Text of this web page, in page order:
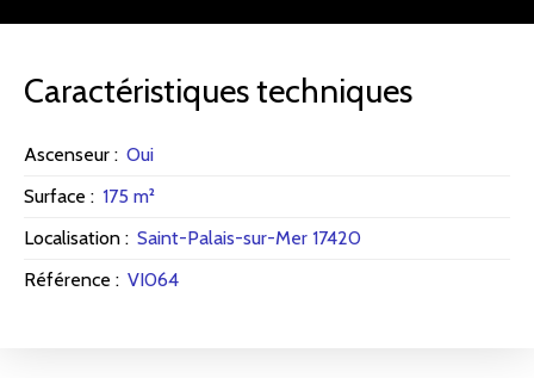
Caractéristiques techniques
Ascenseur : Oui
Surface : 175 m²
Localisation : Saint-Palais-sur-Mer 17420
Référence : VI064